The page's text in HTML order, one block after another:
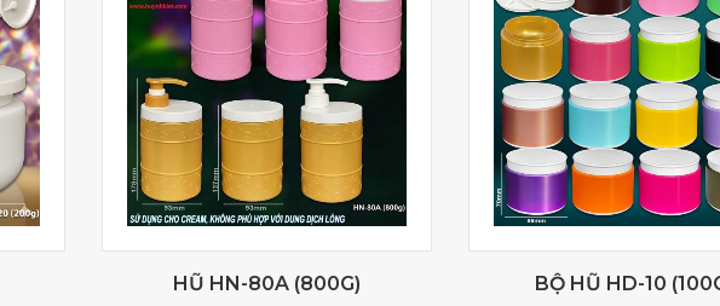
HŨ HN-80A (800G) BỘ HŨ HD-10